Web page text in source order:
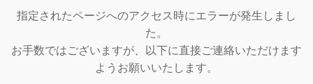
指定されたページへのアクセス時にエラーが発生しまし
た。
お手数ではございますが、以下に直接ご連絡いただけます
ようお願いいたします。